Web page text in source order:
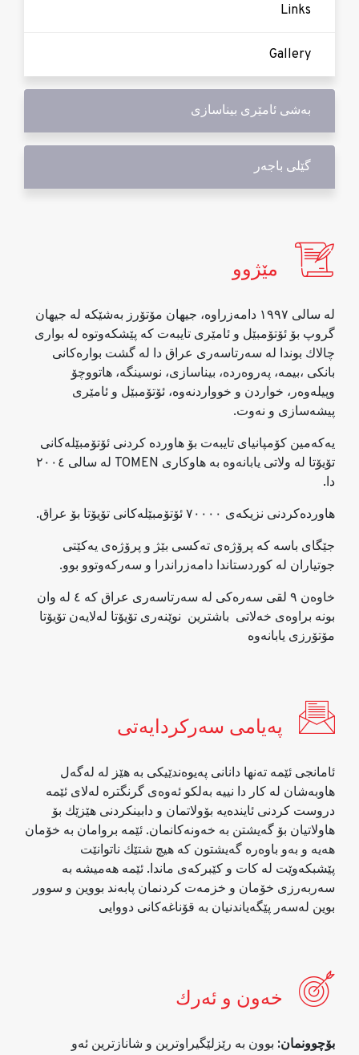
Links
Gallery
به‌شی ئامێری بیناسازی
گێلی باجەر
مێژوو
له‌ سالی ١٩٩٧ دامه‌زراوه‌، جیهان مۆتۆرز به‌شێكه‌ له‌ جیهان
گروپ بۆ ئۆتۆمبێل و ئامێری تایبه‌ت كه‌ پێشكه‌وتوه‌ له‌ بواری
چالاك بوندا له‌ سه‌رتاسه‌ری عراق دا له‌ گشت بواره‌كانی
بانكی ،بیمه‌، په‌روه‌رده‌، بیناسازی، نوسینگه‌، هاتووچۆ
وپیله‌وه‌ر، خواردن و خوواردنه‌وه‌، ئۆتۆمبێل و ئامێری
پیشه‌سازی و نه‌وت.
یه‌كه‌مین كۆمپانیای تایبه‌ت بۆ هاورده‌ كردنی ئۆتۆمبێله‌كانی
تۆیۆتا له‌ ولاتی یابانه‌وه‌ به‌ هاوكاری TOMEN له‌ سالی ٢٠٠٤
دا.
هاورده‌كردنی نزیكه‌ی ٧٠٠٠٠ ئۆتۆمبێله‌كانی تۆیۆتا بۆ عراق.
جێگای باسه‌ كه‌ پرۆژه‌ی ته‌كسی بێژ و پرۆژه‌ی یەکێتی
جوتیاران له‌ كوردستاندا دامه‌زراندرا و سه‌ركه‌وتوو بوو.
خاوه‌ن ٩ لقی سه‌ره‌كی له‌ سه‌رتاسەری عراق كه‌ ٤ له‌ وان
بونه‌ براوه‌ی خه‌لاتی باشترین نوێنه‌ری تۆیۆتا له‌لایه‌ن تۆیۆتا
مۆتۆرزی یابانه‌وه‌
په‌یامی سه‌ركردایه‌تی
ئامانجی ئێمه‌ ته‌نها دانانی په‌یوه‌ندێیكی به‌ هێز له‌ له‌گه‌ل
هاوبه‌شان له‌ كار دا نییه‌ به‌لكو ئه‌وه‌ی گرنگتره‌ له‌لای ئێمه‌
دروست كردنی ئایندەیە بۆولاتمان و دابینكردنی هێزێك بۆ
هاولاتیان بۆ گه‌یشتن به‌ خه‌ونه‌كانمان. ئێمه‌ بروامان به‌ خۆمان
هه‌یه‌ و به‌و باوه‌ره‌ گه‌یشتون ‌كه‌ هیچ شتێك ناتوانێت
پێشبكه‌وێت له‌ كات و كێبركه‌ی ماندا. ئێمه‌ هه‌میشه‌ به‌
سه‌ربەرزی خۆمان و خزمه‌ت كردنمان پابه‌ند بووین و سوور
بوین له‌سه‌ر پێگه‌یاندنیان به‌ قۆناغه‌كانی دووایی
خه‌ون و ئه‌رك
بۆچوونمان: بوون به‌ رێزلێگیراوترین و شانازترین ئه‌و